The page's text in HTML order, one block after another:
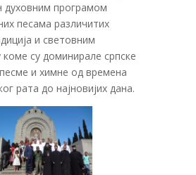
духовним програмом
песама различитих
и световним
су доминирале српске
и химне од времена
рата до најновијих дана.